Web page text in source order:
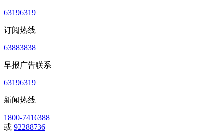
63196319
订阅热线
63883838
早报广告联系
63196319
新闻热线
1800-7416388
或 92288736